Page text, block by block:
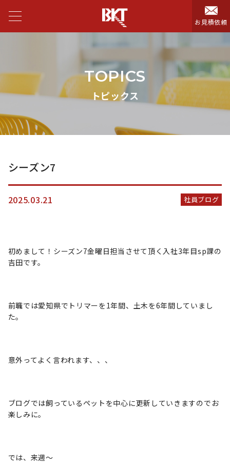
お見積依頼
TOPICS
トピックス
シーズン7
2025.03.21 社員ブログ
初めまして！シーズン7金曜日担当させて頂く入社3年目sp課の
吉田です。
前職では愛知県でトリマーを1年間、土木を6年間していまし
た。
意外ってよく言われます、、、
ブログでは飼っているペットを中心に更新していきますのでお
楽しみに。
では、来週〜